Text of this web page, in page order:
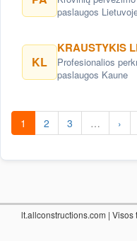
paslaugos
KL
KRAUSTYKIS
Profesionalios
paslaugos Kaune
1 2 3 … ›
lt.allconstructions.com | Visos